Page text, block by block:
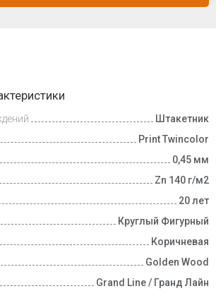
Штакетник
Print Twincolor
0,45 мм
Zn 140 г/м2
20 лет
Круглый Фигурный
Коричневая
Golden Wood
Grand Line / Гранд Лайн